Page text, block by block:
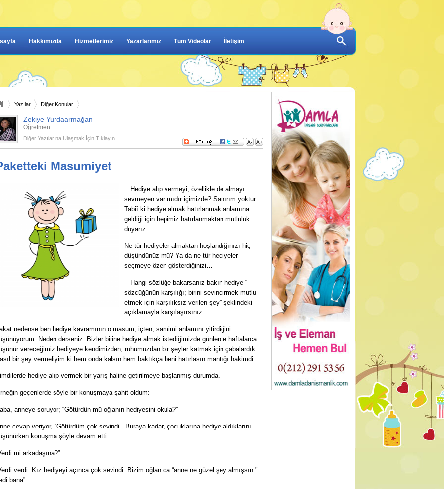
Hakkımızda Hizmetlerimiz Yazarlarımız Tüm Videolar İletişim
Yazılar Diğer Konular
Zekiye Yurdaarmağan
Öğretmen
Diğer Yazılarına Ulaşmak İçin Tıklayın
Masumiyet
A- A+
Hediye alıp vermeyi, özellikle de almayı
sevmeyen var mıdır içimizde? Sanırım yoktur.
Tabiî ki hediye almak hatırlanmak anlamına
geldiği için hepimiz hatırlanmaktan mutluluk
duyarız.
Ne tür hediyeler almaktan hoşlandığınızı hiç
düşündünüz mü? Ya da ne tür hediyeler
seçmeye özen gösterdiğinizi…
Hangi sözlüğe bakarsanız bakın hediye “
sözcüğünün karşılığı; birini sevindirmek mutlu
etmek için karşılıksız verilen şey” şeklindeki
açıklamayla karşılaşırsınız.
nedense ben hediye kavramının o masum, içten, samimi anlamını yitirdiğini
Neden derseniz: Bizler birine hediye almak istediğimizde günlerce haftalarca
vereceğimiz hediyeye kendimizden, ruhumuzdan bir şeyler katmak için çabalardık.
bir şey vermeliyim ki hem onda kalsın hem baktıkça beni hatırlasın mantığı hakimdi.
hediye alıp vermek bir yarış haline getirilmeye başlanmış durumda.
geçenlerde şöyle bir konuşmaya şahit oldum:
anneye soruyor; “Götürdün mü oğlanın hediyesini okula?”
cevap veriyor, “Götürdüm çok sevindi”. Buraya kadar, çocuklarına hediye aldıklarını
konuşma şöyle devam etti
mi arkadaşına?”
verdi. Kız hediyeyi açınca çok sevindi. Bizim oğlan da “anne ne güzel şey almışsın."
bana”